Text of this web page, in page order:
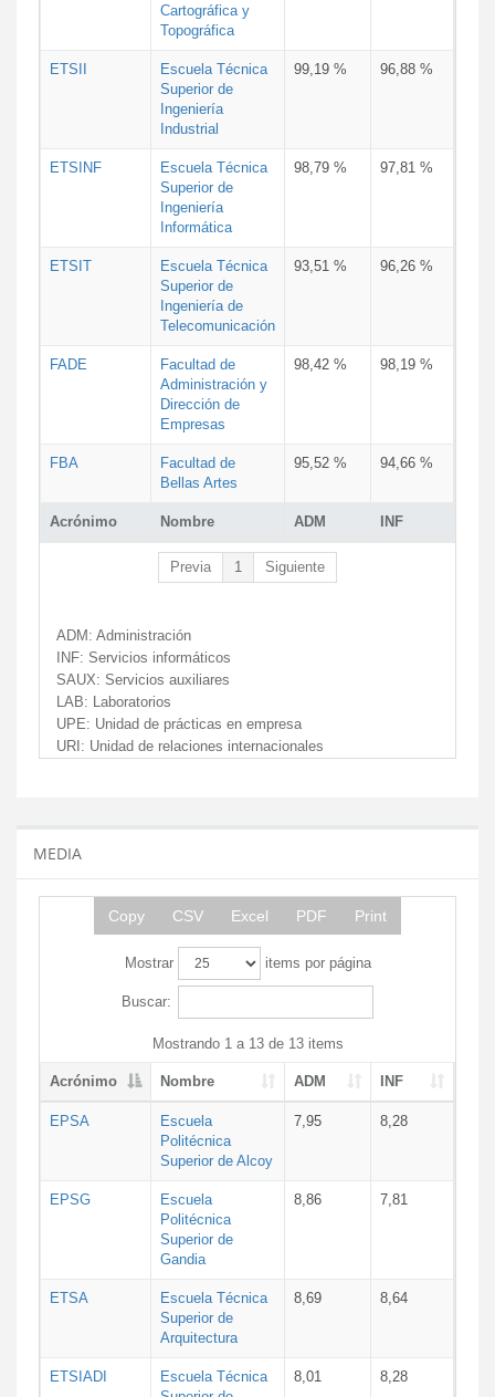
Acrónimo Nombre ADM INF
Cartográfica y
Topográfica
ETSII
Escuela Técnica
Superior de
Ingeniería
Industrial
99,19 % 96,88 %
ETSINF
Escuela Técnica
Superior de
Ingeniería
Informática
98,79 % 97,81 %
ETSIT
Escuela Técnica
Superior de
Ingeniería de
Telecomunicación
93,51 % 96,26 %
FADE
Facultad de
Administración y
Dirección de
Empresas
98,42 % 98,19 %
FBA
Facultad de
Bellas Artes
95,52 % 94,66 %
Previa 1 Siguiente
ADM: Administración
INF: Servicios informáticos
SAUX: Servicios auxiliares
LAB: Laboratorios
UPE: Unidad de prácticas en empresa
URI: Unidad de relaciones internacionales
MEDIA
Copy CSV Excel PDF Print
Mostrar items por página
Buscar:
Mostrando 1 a 13 de 13 items
Acrónimo Nombre ADM INF
EPSA
Escuela
Politécnica
Superior de Alcoy
7,95 8,28
EPSG
Escuela
Politécnica
Superior de
Gandia
8,86 7,81
ETSA
Escuela Técnica
Superior de
Arquitectura
8,69 8,64
ETSIADI
Escuela Técnica
8,01 8,28